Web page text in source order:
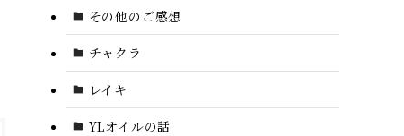
その他のご感想
チャクラ
レイキ
YLオイルの話